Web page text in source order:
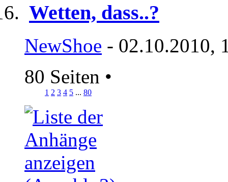
Wetten, dass..?
NewShoe - 02.10.2010,
80 Seiten •
1 2 3 4 5 ... 80